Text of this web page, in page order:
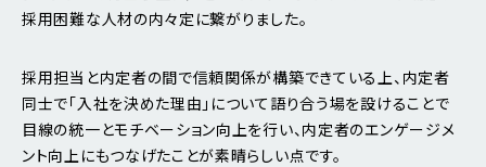
採用困難な人材の内々定に繋がりました。
採用担当と内定者の間で信頼関係が構築できている上、内定者
同士で「入社を決めた理由」について語り合う場を設けることで
目線の統一とモチベーション向上を行い、内定者のエンゲージメ
ント向上にもつなげたことが素晴らしい点です。